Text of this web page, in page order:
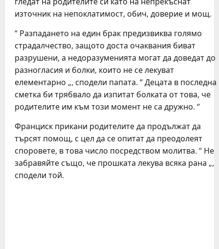
източник на непоклатимост, обич, доверие и мощ.
“ Разпадането на един брак предизвиква голямо
страдалчество, защото доста очаквания биват
разрушени, а недоразуменията могат да доведат до
разногласия и болки, които не се лекуват
елементарно „, сподели папата. “ Децата в последна
сметка би трябвало да изпитат болката от това, че
родителите им към този момент не са дружно. “
Франциск прикани родителите да продължат да
търсят помощ, с цел да се опитат да преодолеят
споровете, в това число посредством молитва. “ Не
забравяйте също, че прошката лекува всяка рана „,
сподели той.